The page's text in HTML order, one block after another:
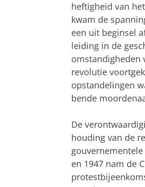
heftigheid van
kwam de
een uit beginsel
leiding in de
omstandigheden
revolutie
opstandelingen
bende
De
houding van de
en 1947 nam de